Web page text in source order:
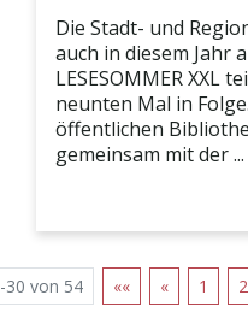
Die Stadt- und
auch in diesem Jahr
LESESOMMER XXL
neunten Mal in
öffentlichen
gemeinsam mit der ...
30 von 54 «« « 1 2